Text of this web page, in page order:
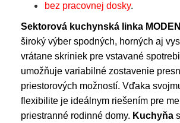
bez pracovnej dosky.
Sektorová kuchynská linka
široký výber spodných, horných aj
vrátane skriniek pre vstavané
umožňuje variabilné zostavenie
priestorových možností. Vďaka
flexibilite je ideálnym riešením pre
priestranné rodinné domy. Kuchyňa